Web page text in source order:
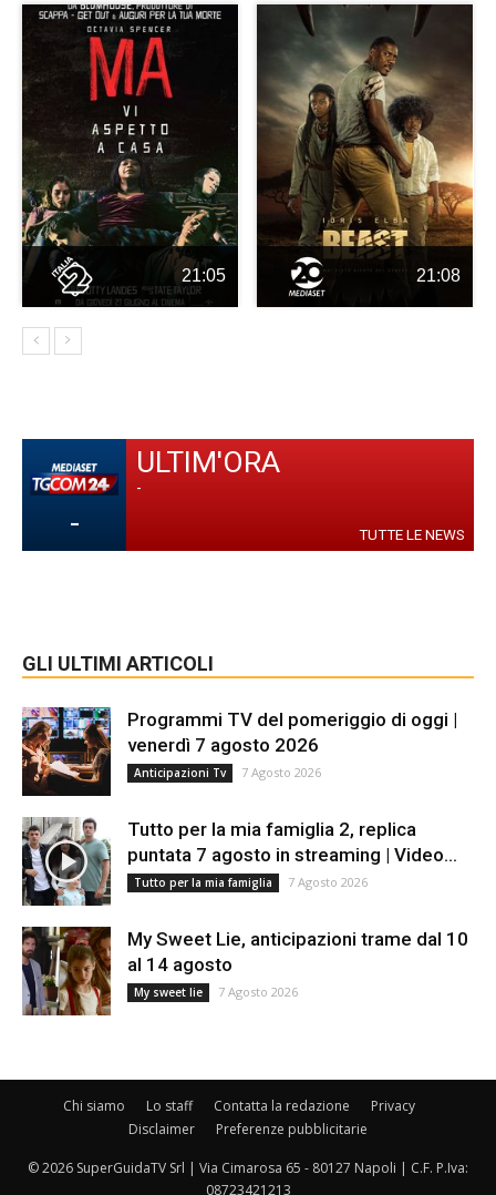
21:05 21:08
-
ULTIM'ORA
-
TUTTE LE NEWS
GLI ULTIMI ARTICOLI
Programmi TV del pomeriggio di oggi |
venerdì 7 agosto 2026
Anticipazioni Tv 7 Agosto 2026
Tutto per la mia famiglia 2, replica
puntata 7 agosto in streaming | Video...
Tutto per la mia famiglia 7 Agosto 2026
My Sweet Lie, anticipazioni trame dal 10
al 14 agosto
My sweet lie 7 Agosto 2026
Chi siamo Lo staff Contatta la redazione
Privacy
Disclaimer
Preferenze pubblicitarie
© 2026 SuperGuidaTV Srl | Via Cimarosa 65 - 80127 Napoli | C.F. P.Iva:
08723421213